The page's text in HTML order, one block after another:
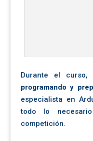
Durante el curso,
programando y
especialista en
todo lo
competición.